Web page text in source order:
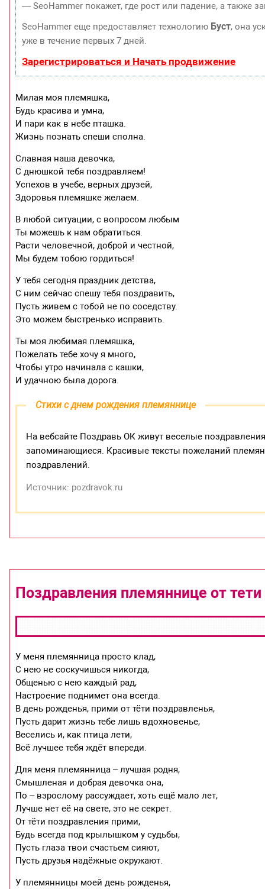
— SeoHammer покажет, где рост или падение, а также
SeoHammer еще предоставляет технологию Буст, она
уже в течение первых 7 дней.
Зарегистрироваться и Начать продвижение
Милая моя племяшка,
Будь красива и умна,
И пари как в небе пташка.
Жизнь познать спеши сполна.
Славная наша девочка,
С днюшкой тебя поздравляем!
Успехов в учебе, верных друзей,
Здоровья племяшке желаем.
В любой ситуации, с вопросом любым
Ты можешь к нам обратиться.
Расти человечной, доброй и честной,
Мы будем тобою гордиться!
У тебя сегодня праздник детства,
С ним сейчас спешу тебя поздравить,
Пусть живем с тобой не по соседству.
Это можем быстренько исправить.
Ты моя любимая племяшка,
Пожелать тебе хочу я много,
Чтобы утро начинала с кашки,
И удачною была дорога.
Стихи с днем рождения племяннице
На вебсайте Поздравь ОК живут веселые
запоминающиеся. Красивые тексты пожеланий
поздравлений.
Источник: pozdravok.ru
Поздравления племяннице от
У меня племянница просто клад,
С нею не соскучишься никогда,
Общенью с нею каждый рад,
Настроение поднимет она всегда.
В день рожденья, прими от тёти поздравленья,
Пусть дарит жизнь тебе лишь вдохновенье,
Веселись и, как птица лети,
Всё лучшее тебя ждёт впереди.
Для меня племянница – лучшая родня,
Смышленая и добрая девочка она,
По – взрослому рассуждает, хоть ещё мало лет,
Лучше нет её на свете, это не секрет.
От тёти поздравления прими,
Будь всегда под крылышком у судьбы,
Пусть глаза твои счастьем сияют,
Пусть друзья надёжные окружают.
У племянницы моей день рожденья,